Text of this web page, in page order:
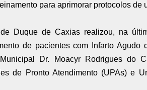
para aprimorar protocolos de
Duque de Caxias realizou, na
de pacientes com Infarto Agudo
Dr. Moacyr Rodrigues do
de Pronto Atendimento (UPAs) e